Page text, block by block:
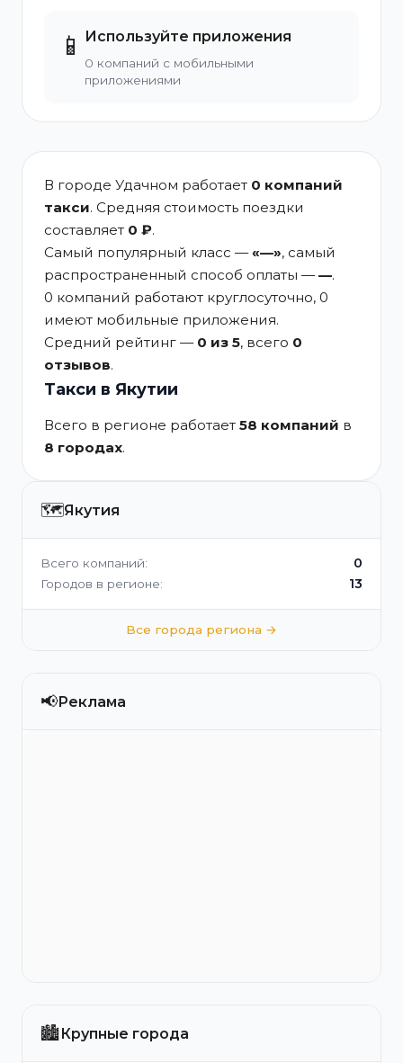
📱 Используйте приложения
0 компаний с мобильными
приложениями
В городе Удачном работает 0 компаний
такси. Средняя стоимость поездки
составляет 0 ₽.
Самый популярный класс —«—», самый
распространенный способ оплаты ——.
0 компаний работают круглосуточно, 0
имеют мобильные приложения.
Средний рейтинг — 0 из 5, всего 0
отзывов.
Такси в Якутии
Всего в регионе работает 58 компаний в
8 городах.
🗺️Якутия
Всего компаний: 0
Городов в регионе: 13
Все города региона →
📢Реклама
🏙️Крупные города